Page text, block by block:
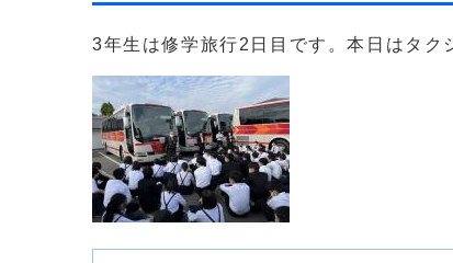
3年生は修学旅行2日目です。本日はタク